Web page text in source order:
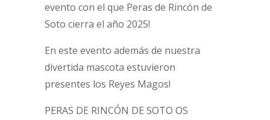
evento con el que Peras de Rincón de
Soto cierra el año 2025!
En este evento además de nuestra
divertida mascota estuvieron
presentes los Reyes Magos!
PERAS DE RINCÓN DE SOTO OS